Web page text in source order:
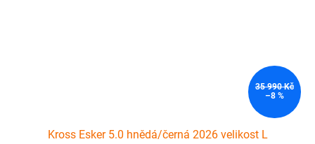
35 990 Kč
–8 %
Kross Esker 5.0 hnědá/černá 2026 velikost L